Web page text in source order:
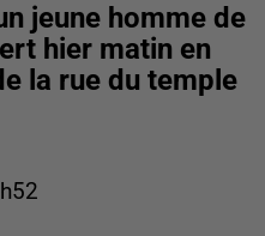
jeune homme de
hier matin en
la rue du temple